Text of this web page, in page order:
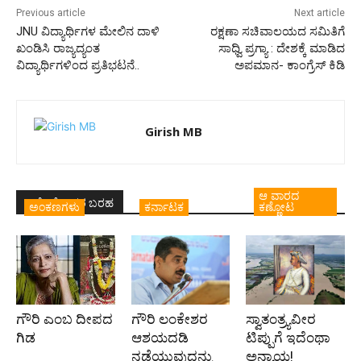
Previous article
JNU ವಿದ್ಯಾರ್ಥಿಗಳ ಮೇಲಿನ ದಾಳಿ
ಖಂಡಿಸಿ ರಾಜ್ಯದ್ಯಂತ
ವಿದ್ಯಾರ್ಥಿಗಳಿಂದ ಪ್ರತಿಭಟನೆ..
Next article
ರಕ್ಷಣಾ ಸಚಿವಾಲಯದ ಸಮಿತಿಗೆ
ಸಾಧ್ವಿ ಪ್ರಗ್ಯಾ : ದೇಶಕ್ಕೆ ಮಾಡಿದ
ಅಪಮಾನ- ಕಾಂಗ್ರೆಸ್ ಕಿಡಿ
Girish MB
ಇದೇ ಲೇಖಕರ ಬರಹ
ಅಂಕಣಗಳು
ಗೌರಿ ಎಂಬ ದೀಪದ
ಗಿಡ
ಕರ್ನಾಟಕ
ಗೌರಿ ಲಂಕೇಶರ
ಆಶಯದಡಿ
ನಡೆಯುವುದನ್ನು
ಆ ವಾರದ
ಕಣ್ಣೋಟ
ಸ್ವಾತಂತ್ರ್ಯವೀರ
ಟಿಪ್ಪುಗೆ ಇದೆಂಥಾ
ಅನ್ಯಾಯ!